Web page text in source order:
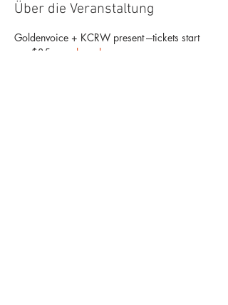
Über die Veranstaltung
Goldenvoice + KCRW present ---tickets start
are $35 --
purchase here